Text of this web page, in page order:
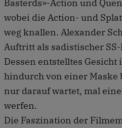
Basterds»-Action und
wobei die Action- und
weg knallen. Alexander
Auftritt als sadistischer
Dessen entstelltes
hindurch von einer Maske
nur darauf wartet, mal
werfen.
Die Faszination der